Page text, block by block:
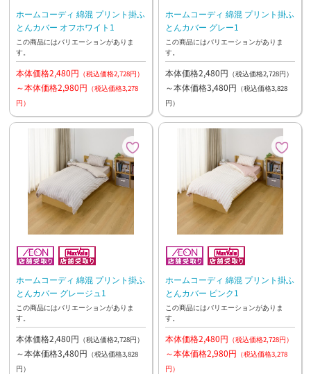
ホームコーディ 綿混 プリント掛ふ
とんカバー オフホワイト1
この商品にはバリエーションがありま
す。
本体価格2,480円 （税込価格2,728円）
～本体価格2,980円 （税込価格3,278
円）
ホームコーディ 綿混 プリント掛ふ
とんカバー グレー1
この商品にはバリエーションがありま
す。
本体価格2,480円 （税込価格2,728円）
～本体価格3,480円 （税込価格3,828
円）
ホームコーディ 綿混 プリント掛ふ
とんカバー グレージュ1
この商品にはバリエーションがありま
す。
本体価格2,480円 （税込価格2,728円）
～本体価格3,480円 （税込価格3,828
円）
ホームコーディ 綿混 プリント掛ふ
とんカバー ピンク1
この商品にはバリエーションがありま
す。
本体価格2,480円 （税込価格2,728円）
～本体価格2,980円 （税込価格3,278
円）